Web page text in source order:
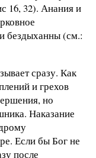
16, 32). Анания и
бездыханны (см.:
сразу. Как
и грехов
но
Наказание
Если бы Бог не
после